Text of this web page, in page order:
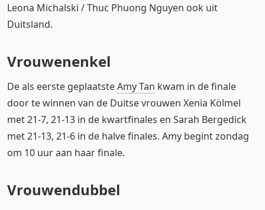
Leona Michalski / Thuc Phuong Nguyen ook uit
Duitsland.
Vrouwenenkel
De als eerste geplaatsteAmy Tan kwam in de finale
door te winnen van de Duitse vrouwen Xenia Kölmel
met 21-7, 21-13 in de kwartfinales en Sarah Bergedick
met 21-13, 21-6 in de halve finales. Amy begint zondag
om 10 uur aan haar finale.
Vrouwendubbel